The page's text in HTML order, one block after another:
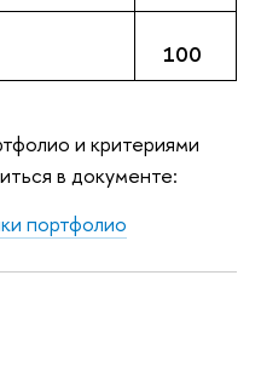
100
и критериями
в документе:
портфолио